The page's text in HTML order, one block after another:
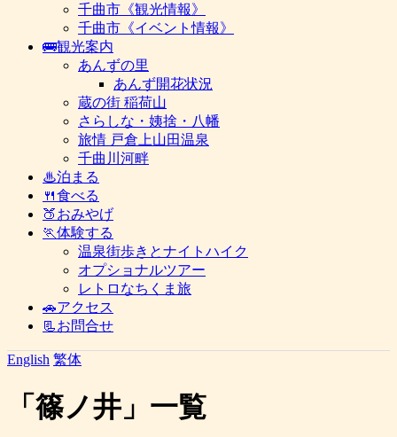
千曲市《観光情報》
千曲市《イベント情報》
🚌観光案内
あんずの里
あんず開花状況
蔵の街 稲荷山
さらしな・姨捨・八幡
旅情 戸倉上山田温泉
千曲川河畔
♨泊まる
🍴食べる
🍑おみやげ
🏃体験する
温泉街歩きとナイトハイク
オプショナルツアー
レトロなちくま旅
🚗アクセス
📃お問合せ
English 繁体
「 篠ノ井 」 一覧